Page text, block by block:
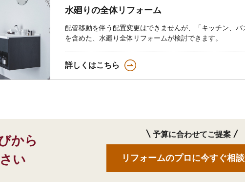
水廻りの全体リフォーム
配管移動を伴う配置変更はできませんが、「キッチン、バ
を含めた、水廻り全体リフォームが検討できます。
詳しくはこちら
から
い
予算に合わせてご提案
リフォームのプロに今すぐ相